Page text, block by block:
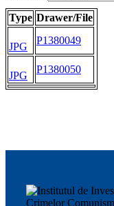
Type Drawer/File
JPG
P1380049
JPG
P1380050